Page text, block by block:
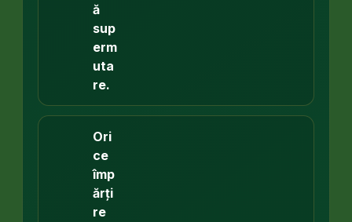
ă
sup
erm
uta
re.
Ori
ce
împ
ărți
re